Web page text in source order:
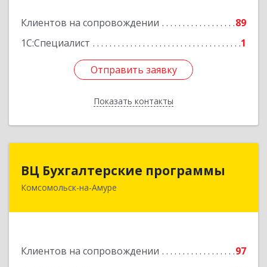
Клиентов на сопровождении
89
1С:Специалист
1
Отправить заявку
Показать контакты
Подробнее
Отправить заявку
Назад
ВЦ Бухгалтерские программы
Комсомольск-на-Амуре
Клиентов на сопровождении
97
681000, Хабаровский край, Комсомольск-на-